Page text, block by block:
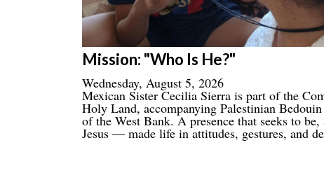
Mission: "Who Is He?"
Wednesday, August 5, 2026
Mexican Sister Cecilia Sierra is part of the
Holy Land, accompanying Palestinian
of the West Bank. A presence that seeks to
Jesus — made life in attitudes, gestures, and